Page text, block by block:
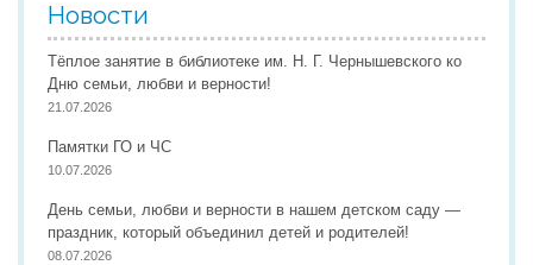
Новости
Тёплое занятие в библиотеке им. Н. Г. Чернышевского ко
Дню семьи, любви и верности!
21.07.2026
Памятки ГО и ЧС
10.07.2026
День семьи, любви и верности в нашем детском саду —
праздник, который объединил детей и родителей!
08.07.2026